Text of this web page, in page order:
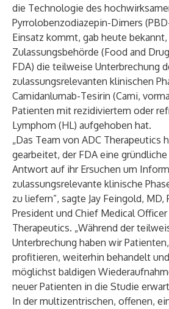
die Technologie des
Pyrrolobenzodiazepin-Dimers
Einsatz kommt, gab heute bekannt,
Zulassungsbehörde (Food and
FDA) die teilweise Unterbrechung
zulassungsrelevanten klinischen
Camidanlumab-Tesirin (Cami,
Patienten mit rezidiviertem oder
Lymphom (HL) aufgehoben hat.
„Das Team von ADC Therapeutics
gearbeitet, der FDA eine
Antwort auf ihr Ersuchen um
zulassungsrelevante klinische
zu liefern”, sagte Jay Feingold, MD,
President und Chief Medical
Therapeutics. „Während der
Unterbrechung haben wir
profitieren, weiterhin behandelt
möglichst baldigen
neuer Patienten in die Studie
In der multizentrischen, offenen,